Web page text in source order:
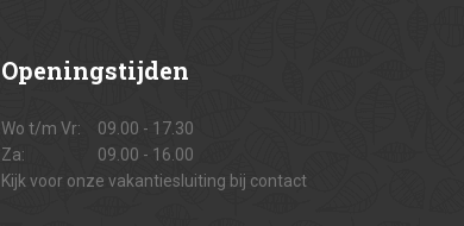
Openingstijden
Wo t/m Vr:
09.00 - 17.30
Za:
09.00 - 16.00
Kijk voor onze vakantiesluiting bij contact